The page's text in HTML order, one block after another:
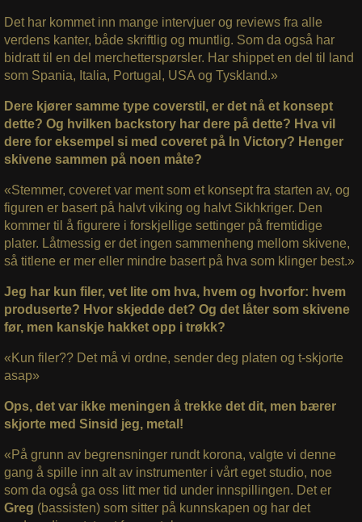
Det har kommet inn mange intervjuer og reviews fra alle
verdens kanter, både skriftlig og muntlig. Som da også har
bidratt til en del merchetterspørsler. Har shippet en del til land
som Spania, Italia, Portugal, USA og Tyskland.»
Dere kjører samme type coverstil, er det nå et konsept
dette? Og hvilken backstory har dere på dette? Hva vil
dere for eksempel si med coveret på In Victory? Henger
skivene sammen på noen måte?
«Stemmer, coveret var ment som et konsept fra starten av, og
figuren er basert på halvt viking og halvt Sikhkriger. Den
kommer til å figurere i forskjellige settinger på fremtidige
plater. Låtmessig er det ingen sammenheng mellom skivene,
så titlene er mer eller mindre basert på hva som klinger best.»
Jeg har kun filer, vet lite om hva, hvem og hvorfor: hvem
produserte? Hvor skjedde det? Og det låter som skivene
før, men kanskje hakket opp i trøkk?
«Kun filer?? Det må vi ordne, sender deg platen og t-skjorte
asap»
Ops, det var ikke meningen å trekke det dit, men bærer
skjorte med Sinsid jeg, metal!
«På grunn av begrensninger rundt korona, valgte vi denne
gang å spille inn alt av instrumenter i vårt eget studio, noe
som da også ga oss litt mer tid under innspillingen. Det er
Greg (bassisten) som sitter på kunnskapen og har det